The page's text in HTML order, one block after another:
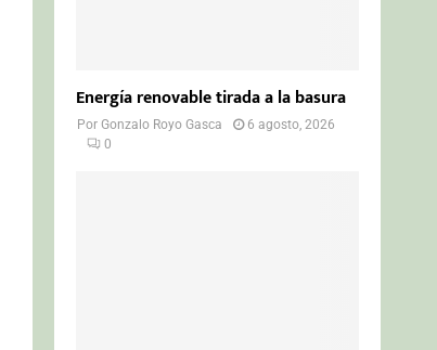
Energía renovable tirada a la basura
PorGonzalo Royo Gasca
6 agosto, 2026
0